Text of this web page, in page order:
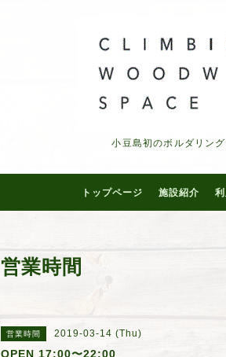
小豆島初のボルダリン
トップページ 施設紹介
営業時間
営業時間 2019-03-14 (Thu)
OPEN 17:00〜22:00